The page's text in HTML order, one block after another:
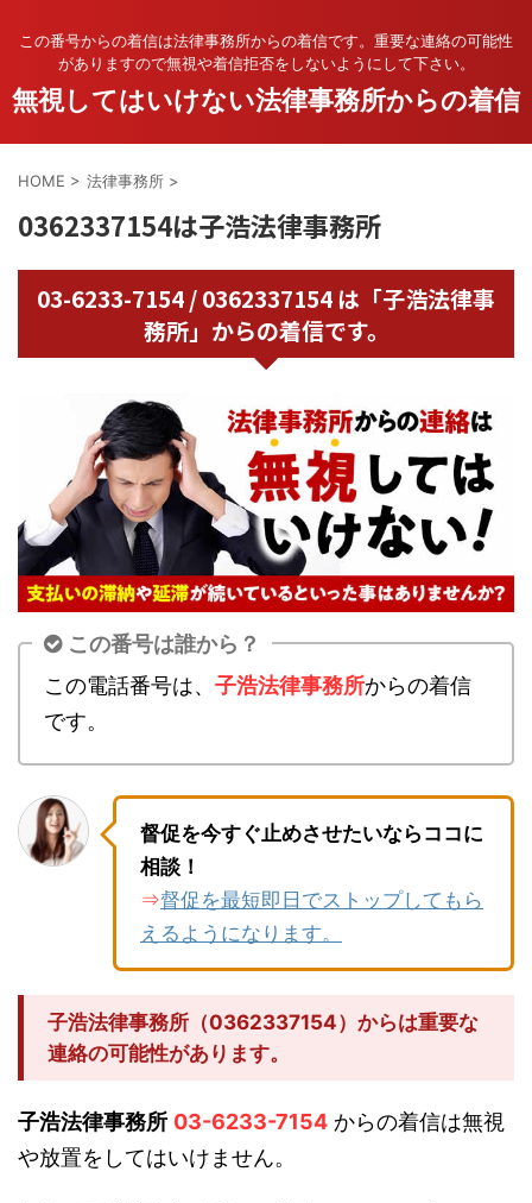
この番号からの着信は法律事務所からの着信です。重要な連絡の可能性
がありますので無視や着信拒否をしないようにして下さい。
無視してはいけない法律事務所からの着信
HOME > 法律事務所 >
0362337154は子浩法律事務所
03-6233-7154 / 0362337154 は「子浩法律事
務所」からの着信です。
この番号は誰から？
この電話番号は、 子浩法律事務所からの着信
です。
督促を今すぐ止めさせたいならココに
相談！
⇒督促を最短即日でストップしてもら
えるようになります。
子浩法律事務所（0362337154）からは重要な
連絡の可能性があります。
子浩法律事務所 03-6233-7154 からの着信は無視
や放置をしてはいけません。